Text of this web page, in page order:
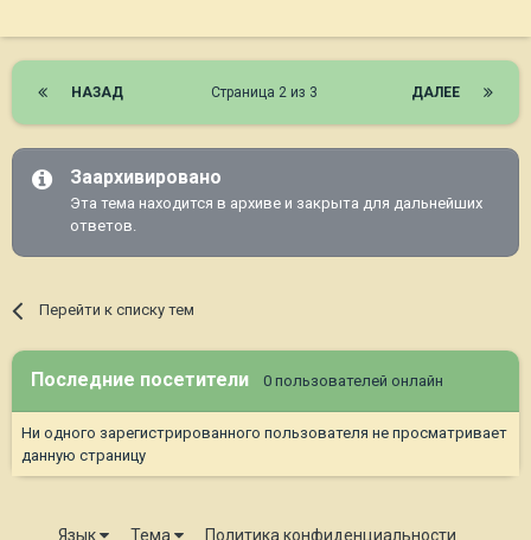
НАЗАД ДАЛЕЕ
Страница 2 из 3
Заархивировано
Эта тема находится в архиве и закрыта для дальнейших
ответов.
Перейти к списку тем
Последние посетители 0 пользователей онлайн
Ни одного зарегистрированного пользователя не просматривает
данную страницу
Язык Тема Политика конфиденциальности